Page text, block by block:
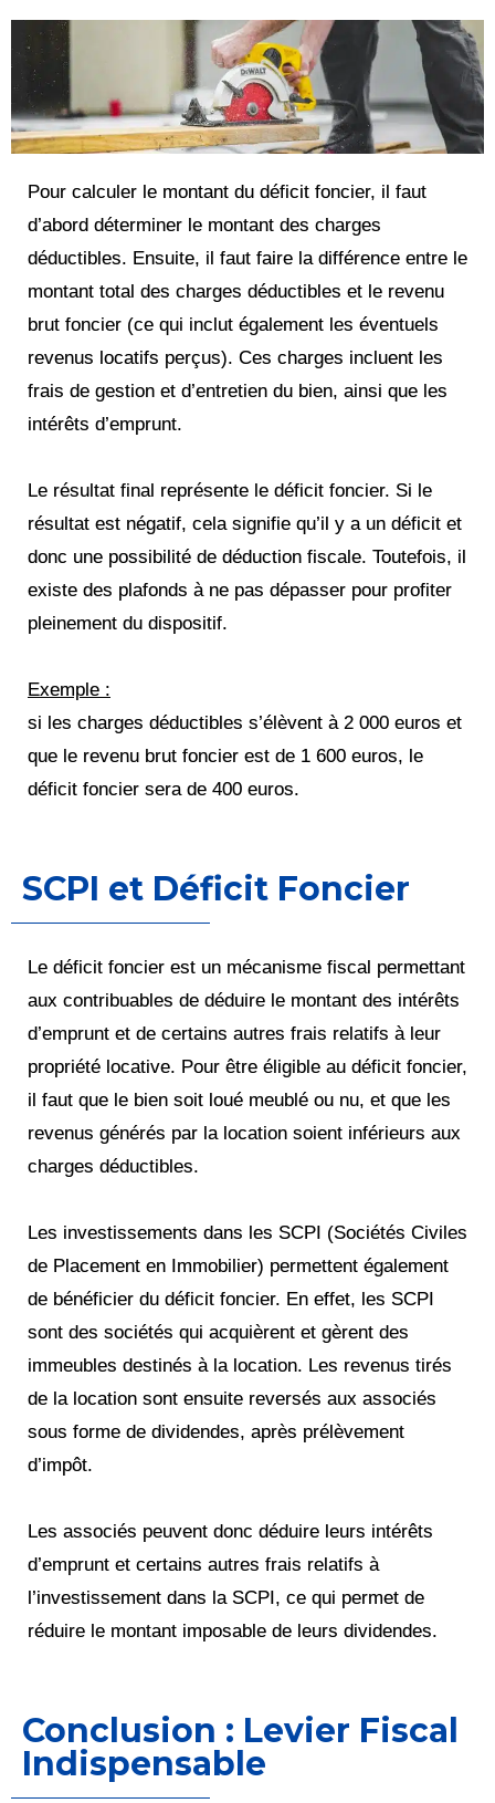
Pour calculer le montant du déficit foncier, il faut
d’abord déterminer le montant des charges
déductibles. Ensuite, il faut faire la différence entre le
montant total des charges déductibles et le revenu
brut foncier (ce qui inclut également les éventuels
revenus locatifs perçus). Ces charges incluent les
frais de gestion et d’entretien du bien, ainsi que les
intérêts d’emprunt.
Le résultat final représente le déficit foncier. Si le
résultat est négatif, cela signifie qu’il y a un déficit et
donc une possibilité de déduction fiscale. Toutefois, il
existe des plafonds à ne pas dépasser pour profiter
pleinement du dispositif.
Exemple :
si les charges déductibles s’élèvent à 2 000 euros et
que le revenu brut foncier est de 1 600 euros, le
déficit foncier sera de 400 euros.
SCPI et Déficit Foncier
Le déficit foncier est un mécanisme fiscal permettant
aux contribuables de déduire le montant des intérêts
d’emprunt et de certains autres frais relatifs à leur
propriété locative. Pour être éligible au déficit foncier,
il faut que le bien soit loué meublé ou nu, et que les
revenus générés par la location soient inférieurs aux
charges déductibles.
Les investissements dans les SCPI (Sociétés Civiles
de Placement en Immobilier) permettent également
de bénéficier du déficit foncier. En effet, les SCPI
sont des sociétés qui acquièrent et gèrent des
immeubles destinés à la location. Les revenus tirés
de la location sont ensuite reversés aux associés
sous forme de dividendes, après prélèvement
d’impôt.
Les associés peuvent donc déduire leurs intérêts
d’emprunt et certains autres frais relatifs à
l’investissement dans la SCPI, ce qui permet de
réduire le montant imposable de leurs dividendes.
Conclusion : Levier Fiscal
Indispensable